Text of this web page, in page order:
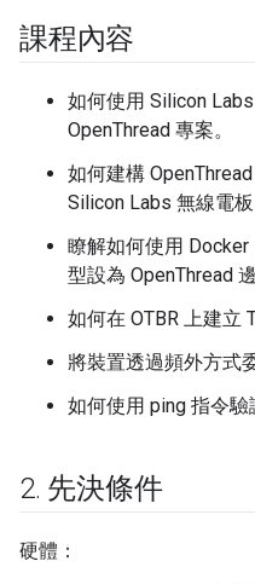
課程內容
如何使用 Silicon
OpenThread 專案。
如何建構
Silicon Labs 無線電板
瞭解如何使用
型設為 OpenThread
如何在 OTBR 上建立
將裝置透過頻外方式
如何使用 ping 指令驗
2. 先決條件
硬體：